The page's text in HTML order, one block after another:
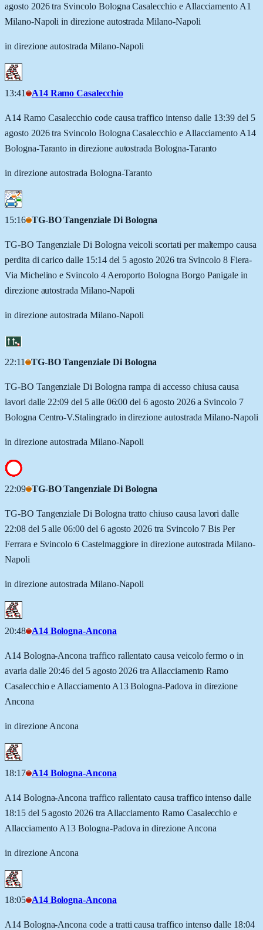
agosto 2026 tra Svincolo Bologna Casalecchio e Allacciamento A1
Milano-Napoli in direzione autostrada Milano-Napoli
in direzione autostrada Milano-Napoli
13:41 A14 Ramo Casalecchio
A14 Ramo Casalecchio code causa traffico intenso dalle 13:39 del 5
agosto 2026 tra Svincolo Bologna Casalecchio e Allacciamento A14
Bologna-Taranto in direzione autostrada Bologna-Taranto
in direzione autostrada Bologna-Taranto
15:16 TG-BO Tangenziale Di Bologna
TG-BO Tangenziale Di Bologna veicoli scortati per maltempo causa
perdita di carico dalle 15:14 del 5 agosto 2026 tra Svincolo 8 Fiera-
Via Michelino e Svincolo 4 Aeroporto Bologna Borgo Panigale in
direzione autostrada Milano-Napoli
in direzione autostrada Milano-Napoli
22:11 TG-BO Tangenziale Di Bologna
TG-BO Tangenziale Di Bologna rampa di accesso chiusa causa
lavori dalle 22:09 del 5 alle 06:00 del 6 agosto 2026 a Svincolo 7
Bologna Centro-V.Stalingrado in direzione autostrada Milano-Napoli
in direzione autostrada Milano-Napoli
22:09 TG-BO Tangenziale Di Bologna
TG-BO Tangenziale Di Bologna tratto chiuso causa lavori dalle
22:08 del 5 alle 06:00 del 6 agosto 2026 tra Svincolo 7 Bis Per
Ferrara e Svincolo 6 Castelmaggiore in direzione autostrada Milano-
Napoli
in direzione autostrada Milano-Napoli
20:48 A14 Bologna-Ancona
A14 Bologna-Ancona traffico rallentato causa veicolo fermo o in
avaria dalle 20:46 del 5 agosto 2026 tra Allacciamento Ramo
Casalecchio e Allacciamento A13 Bologna-Padova in direzione
Ancona
in direzione Ancona
18:17 A14 Bologna-Ancona
A14 Bologna-Ancona traffico rallentato causa traffico intenso dalle
18:15 del 5 agosto 2026 tra Allacciamento Ramo Casalecchio e
Allacciamento A13 Bologna-Padova in direzione Ancona
in direzione Ancona
18:05 A14 Bologna-Ancona
A14 Bologna-Ancona code a tratti causa traffico intenso dalle 18:04